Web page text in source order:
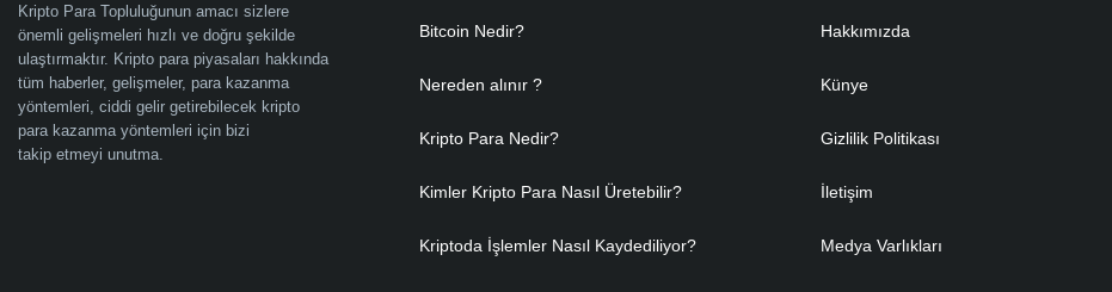
Kripto Para Topluluğunun amacı sizlere
önemli gelişmeleri hızlı ve doğru şekilde
ulaştırmaktır. Kripto para piyasaları hakkında
tüm haberler, gelişmeler, para kazanma
yöntemleri, ciddi gelir getirebilecek kripto
para kazanma yöntemleri için bizi
takip etmeyi unutma.
Bitcoin Nedir?
Nereden alınır ?
Kripto Para Nedir?
Kimler Kripto Para Nasıl Üretebilir?
Kriptoda İşlemler Nasıl Kaydediliyor?
Hakkımızda
Künye
Gizlilik Politikası
İletişim
Medya Varlıkları